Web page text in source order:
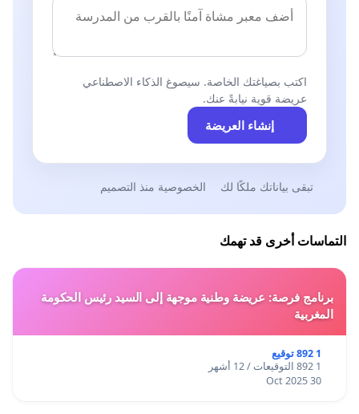
اكتب بصياغتك الخاصة. سيصوغ الذكاء الاصطناعي
عريضة قوية نيابةً عنك.
إنشاء العريضة
تبقى بياناتك ملكًا لك الخصوصية منذ التصميم
التماسات أخرى قد تهمك
برنامج فرصة: عريضة وطنية موجهة إلى السيد رئيس الحكومة
المغربية
1 892 توقيع
1 892 التوقيعات / 12 أشهر
30 Oct 2025